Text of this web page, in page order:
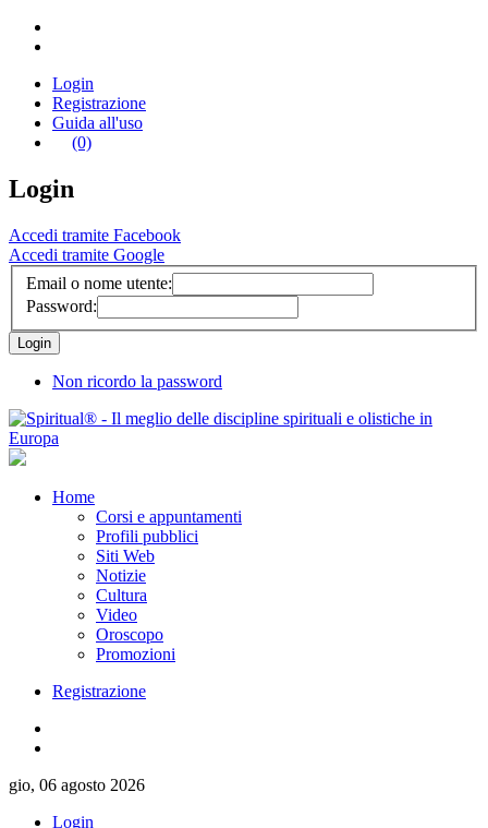
Login
Registrazione
Guida all'uso
(0)
Login
Accedi tramite Facebook
Accedi tramite Google
Email o nome utente:
Password:
Non ricordo la password
Home
Corsi e appuntamenti
Profili pubblici
Siti Web
Notizie
Cultura
Video
Oroscopo
Promozioni
Registrazione
gio, 06 agosto 2026
Login